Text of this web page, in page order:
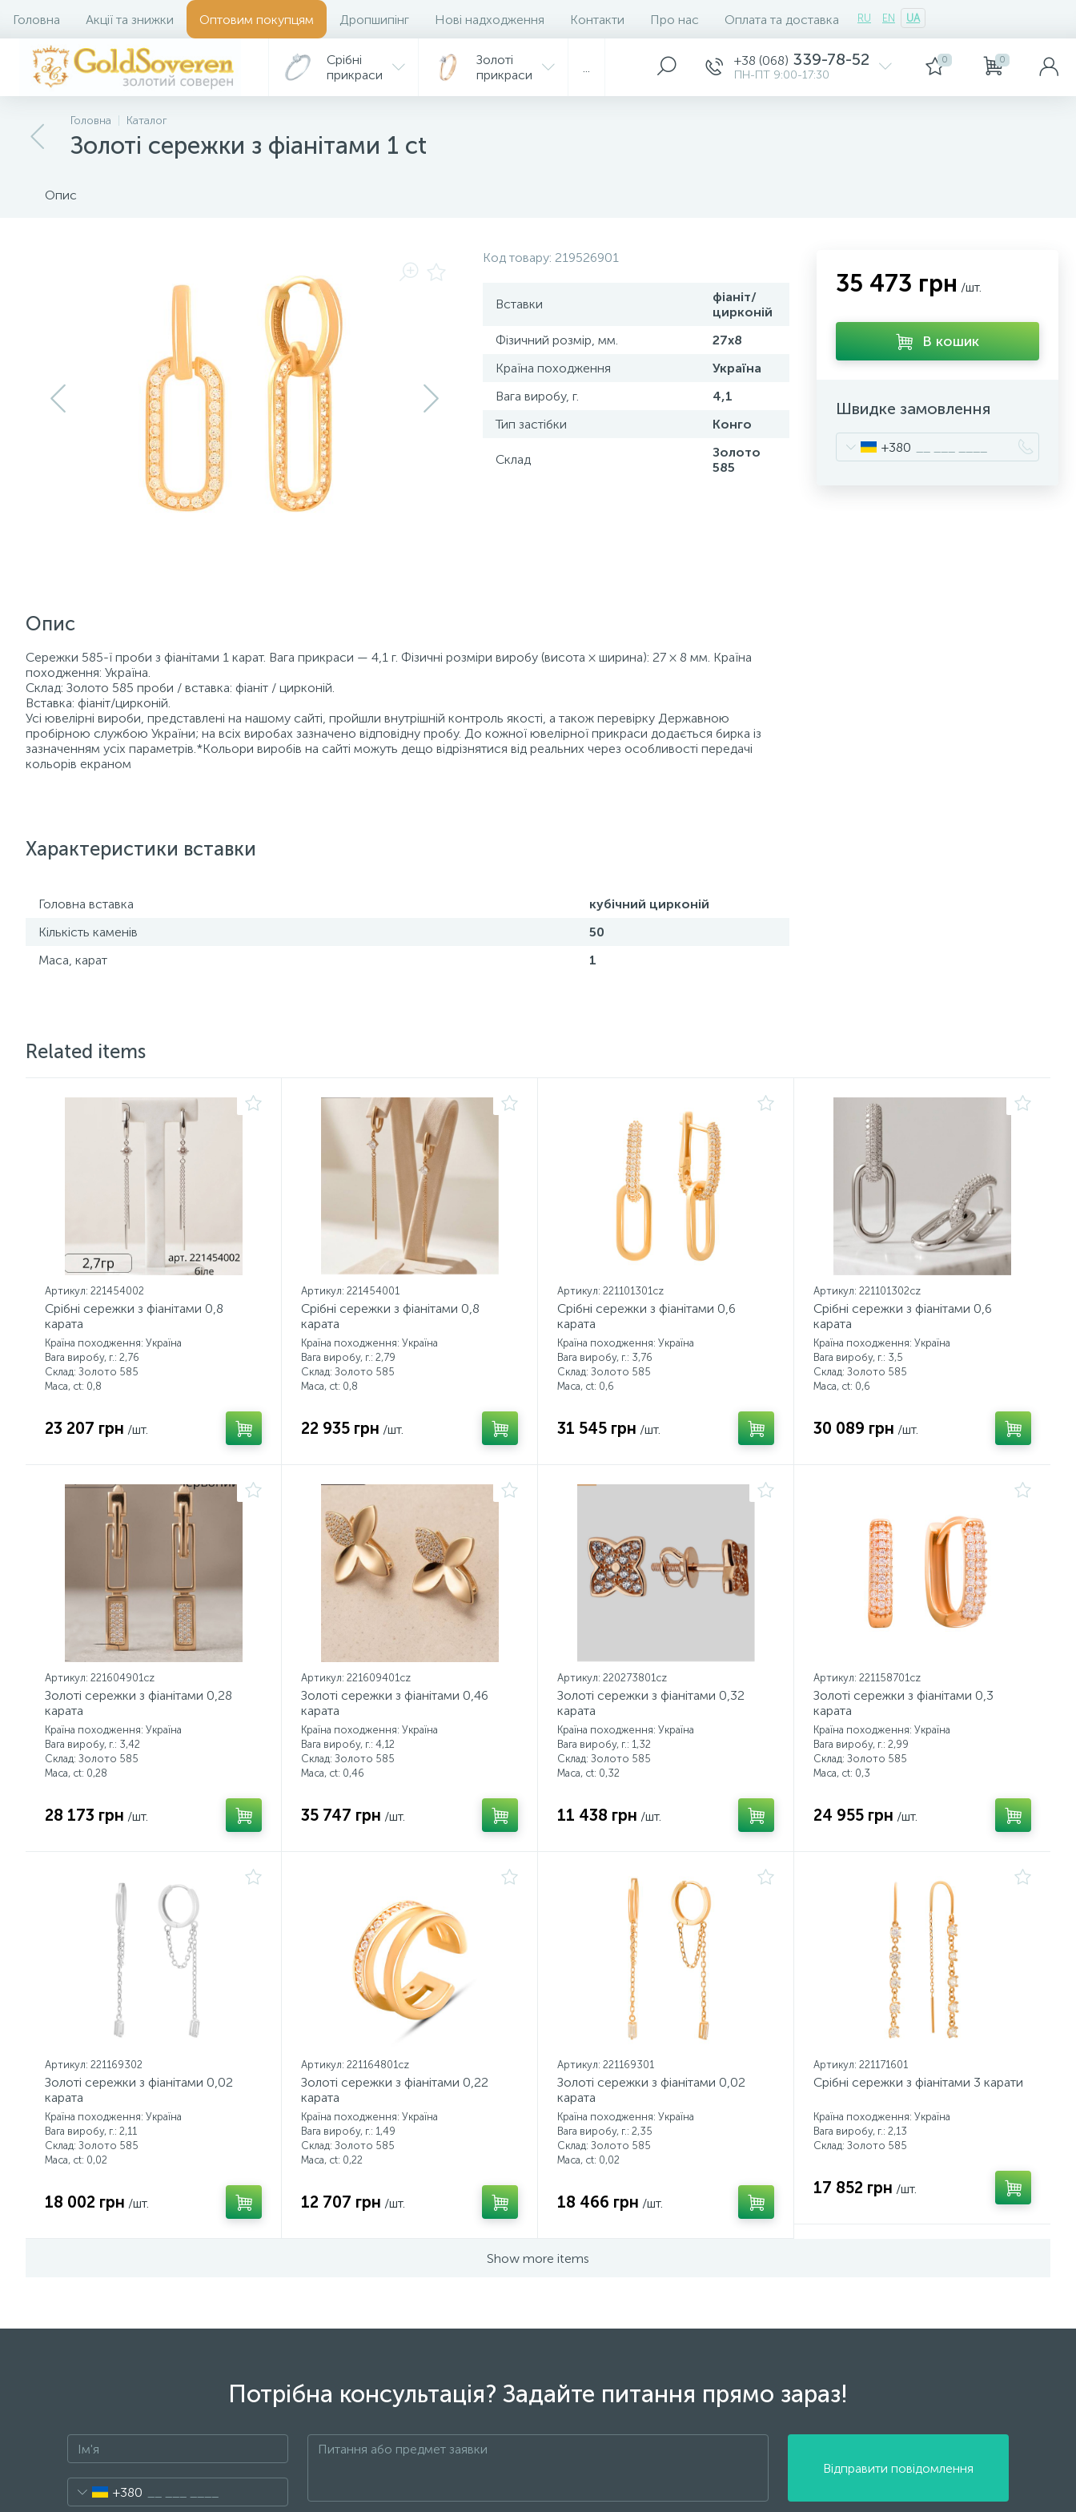
Головна Акції та знижки Оптовим покупцям Дропшипінг Нові надходження Контакти Про нас Оплата та доставка RU EN UA
Срібні
прикраси
Золоті
прикраси
+38 (068) 339-78-52
ПН-ПТ 9:00-17:30
0 0
Головна Каталог
Золоті сережки з фіанітами 1 ct
Опис
Код товару: 219526901
Вставки
фіаніт/
цирконій
Фізичний розмір, мм.
27x8
Країна походження
Україна
Вага виробу, г.
4,1
Тип застібки
Конго
Склад
Золото
585
Опис
Сережки 585-ї проби з фіанітами 1 карат. Вага прикраси — 4,1 г. Фізичні розміри виробу (висота × ширина): 27 × 8 мм. Країна
походження: Україна.
Склад: Золото 585 проби / вставка: фіаніт / цирконій.
Вставка: фіаніт/цирконій.
Усі ювелірні вироби, представлені на нашому сайті, пройшли внутрішній контроль якості, а також перевірку Державною
пробірною службою України; на всіх виробах зазначено відповідну пробу. До кожної ювелірної прикраси додається бирка із
зазначенням усіх параметрів.*Кольори виробів на сайті можуть дещо відрізнятися від реальних через особливості передачі
кольорів екраном
Характеристики вставки
Головна вставка
кубічний цирконій
Кількість каменів
50
Маса, карат
1
35 473 грн /шт.
В кошик
Швидке замовлення
+380
Related items
Артикул: 221454002
Срібні сережки з фіанітами 0,8
карата
Країна походження: Україна
Вага виробу, г.: 2,76
Склад: Золото 585
Маса, ct: 0,8
23 207 грн /шт.
Артикул: 221454001
Срібні сережки з фіанітами 0,8
карата
Країна походження: Україна
Вага виробу, г.: 2,79
Склад: Золото 585
Маса, ct: 0,8
22 935 грн /шт.
Артикул: 221101301cz
Срібні сережки з фіанітами 0,6
карата
Країна походження: Україна
Вага виробу, г.: 3,76
Склад: Золото 585
Маса, ct: 0,6
31 545 грн /шт.
Артикул: 221101302cz
Срібні сережки з фіанітами 0,6
карата
Країна походження: Україна
Вага виробу, г.: 3,5
Склад: Золото 585
Маса, ct: 0,6
30 089 грн /шт.
Артикул: 221604901cz
Золоті сережки з фіанітами 0,28
карата
Країна походження: Україна
Вага виробу, г.: 3,42
Склад: Золото 585
Маса, ct: 0,28
28 173 грн /шт.
Артикул: 221609401cz
Золоті сережки з фіанітами 0,46
карата
Країна походження: Україна
Вага виробу, г.: 4,12
Склад: Золото 585
Маса, ct: 0,46
35 747 грн /шт.
Артикул: 220273801cz
Золоті сережки з фіанітами 0,32
карата
Країна походження: Україна
Вага виробу, г.: 1,32
Склад: Золото 585
Маса, ct: 0,32
11 438 грн /шт.
Артикул: 221158701cz
Золоті сережки з фіанітами 0,3
карата
Країна походження: Україна
Вага виробу, г.: 2,99
Склад: Золото 585
Маса, ct: 0,3
24 955 грн /шт.
Артикул: 221169302
Золоті сережки з фіанітами 0,02
карата
Країна походження: Україна
Вага виробу, г.: 2,11
Склад: Золото 585
Маса, ct: 0,02
18 002 грн /шт.
Артикул: 221164801cz
Золоті сережки з фіанітами 0,22
карата
Країна походження: Україна
Вага виробу, г.: 1,49
Склад: Золото 585
Маса, ct: 0,22
12 707 грн /шт.
Артикул: 221169301
Золоті сережки з фіанітами 0,02
карата
Країна походження: Україна
Вага виробу, г.: 2,35
Склад: Золото 585
Маса, ct: 0,02
18 466 грн /шт.
Артикул: 221171601
Срібні сережки з фіанітами 3 карати
Країна походження: Україна
Вага виробу, г.: 2,13
Склад: Золото 585
17 852 грн /шт.
Show more items
Потрібна консультація? Задайте питання прямо зараз!
+380
Відправити повідомлення